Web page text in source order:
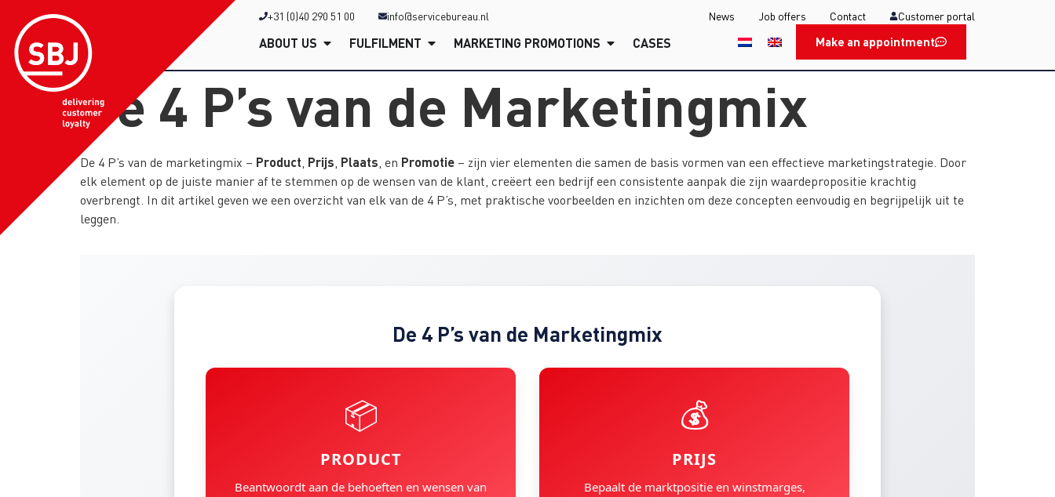
+31 (0)40 290 51 00 info@servicebureau.nl News Job offers Contact Customer portal
ABOUT US FULFILMENT MARKETING PROMOTIONS CASES Make an appointment
De 4 P’s van de Marketingmix
De 4 P’s van de marketingmix – Product, Prijs, Plaats, en Promotie – zijn vier elementen die samen de basis vormen van een effectieve marketingstrategie. Door
elk element op de juiste manier af te stemmen op de wensen van de klant, creëert een bedrijf een consistente aanpak die zijn waardepropositie krachtig
overbrengt. In dit artikel geven we een overzicht van elk van de 4 P’s, met praktische voorbeelden en inzichten om deze concepten eenvoudig en begrijpelijk uit te
leggen.
De 4 P’s van de Marketingmix
📦
PRODUCT
Beantwoordt aan de behoeften en wensen van
💰
PRIJS
Bepaalt de marktpositie en winstmarges,